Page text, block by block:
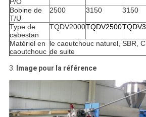
P/O
Bobine de
T/U
2500 3150 3150
Type de
cabestan
TQDV2000TQDV2500
Matériel en
caoutchouc
le caoutchouc naturel, SBR,
de suite
3. Image pour la référence